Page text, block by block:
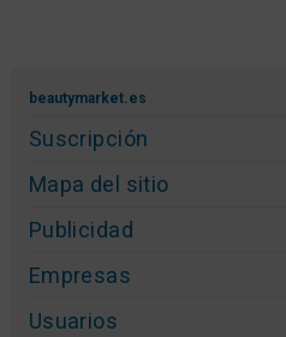
beautymarket.es
Suscripción
Mapa del sitio
Publicidad
Empresas
Usuarios